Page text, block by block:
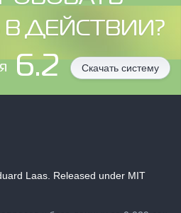
В ДЕЙСТВИИ?
6.2 Скачать систему
Laas. Released under MIT